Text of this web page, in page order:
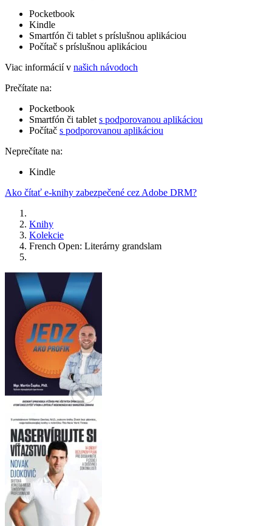
Pocketbook
Kindle
Smartfón či tablet s príslušnou aplikáciou
Počítač s príslušnou aplikáciou
Viac informácií v našich návodoch
Prečítate na:
Pocketbook
Smartfón či tablet s podporovanou aplikáciou
Počítač s podporovanou aplikáciou
Neprečítate na:
Kindle
Ako čítať e-knihy zabezpečené cez Adobe DRM?
Knihy
Kolekcie
French Open: Literárny grandslam